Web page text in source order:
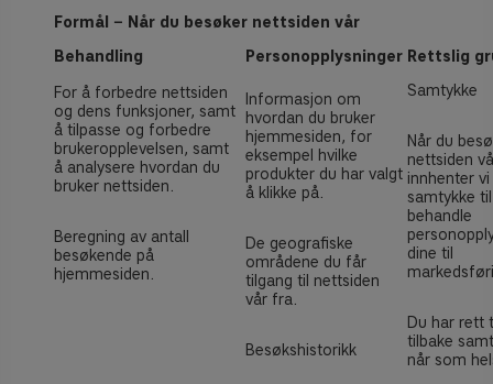
Formål − Når du besøker nettsiden vår
Behandling
Personopplysninger Rettslig
For å forbedre nettsiden
og dens funksjoner, samt
å tilpasse og forbedre
brukeropplevelsen, samt
å analysere hvordan du
bruker nettsiden.
Beregning av antall
besøkende på
hjemmesiden.
Informasjon om
hvordan du bruker
hjemmesiden, for
eksempel hvilke
produkter du har valgt
å klikke på.
De geografiske
områdene du får
tilgang til nettsiden
vår fra.
Besøkshistorikk
Samtykke
Når du
nettsiden
innhenter
samtykke
behandle
dine til
Du har rett
tilbake
når som